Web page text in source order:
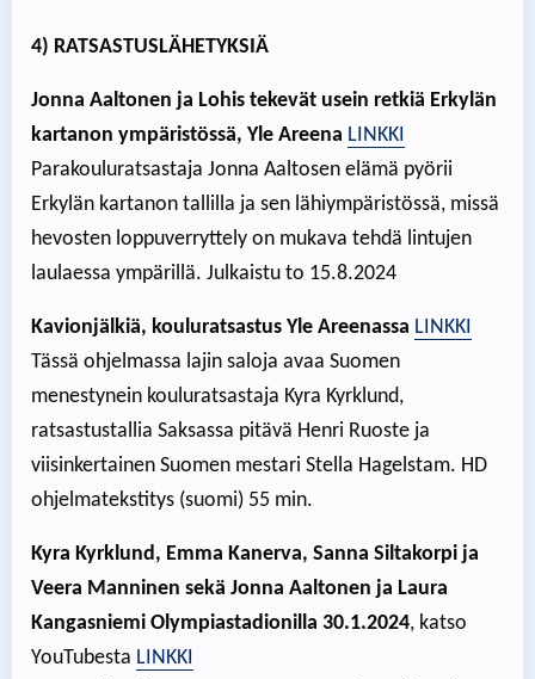
4) RATSASTUSLÄHETYKSIÄ
Jonna Aaltonen ja Lohis tekevät usein retkiä Erkylän
kartanon ympäristössä, Yle Areena LINKKI
Parakouluratsastaja Jonna Aaltosen elämä pyörii
Erkylän kartanon tallilla ja sen lähiympäristössä, missä
hevosten loppuverryttely on mukava tehdä lintujen
laulaessa ympärillä. Julkaistu to 15.8.2024
Kavionjälkiä, kouluratsastus Yle Areenassa LINKKI
Tässä ohjelmassa lajin saloja avaa Suomen
menestynein kouluratsastaja Kyra Kyrklund,
ratsastustallia Saksassa pitävä Henri Ruoste ja
viisinkertainen Suomen mestari Stella Hagelstam. HD
ohjelmatekstitys (suomi) 55 min.
Kyra Kyrklund, Emma Kanerva, Sanna Siltakorpi ja
Veera Manninen sekä Jonna Aaltonen ja Laura
Kangasniemi Olympiastadionilla 30.1.2024, katso
YouTubesta LINKKI